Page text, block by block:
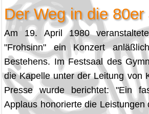
Der Weg in die 80er
Am 19. April 1980
"Frohsinn" ein Konzert
Bestehens. Im Festsaal des
die Kapelle unter der Leitung von
Presse wurde berichtet: "Ein
Applaus honorierte die Leistungen